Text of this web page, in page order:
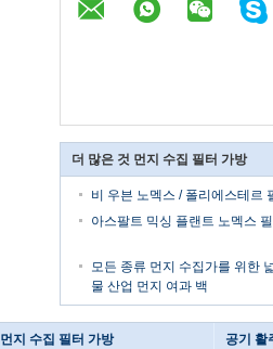
더 많은 것 먼지 수집 필터 가방
비 우븐 노멕스 / 폴리에스테르
아스팔트 믹싱 플랜트 노멕스
모든 종류 먼지 수집가를 위한
물 산업 먼지 여과 백
먼지 수집 필터 가방 공기 활